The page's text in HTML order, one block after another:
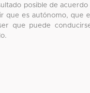
posible de acuerdo
que es autónomo, que
que puede